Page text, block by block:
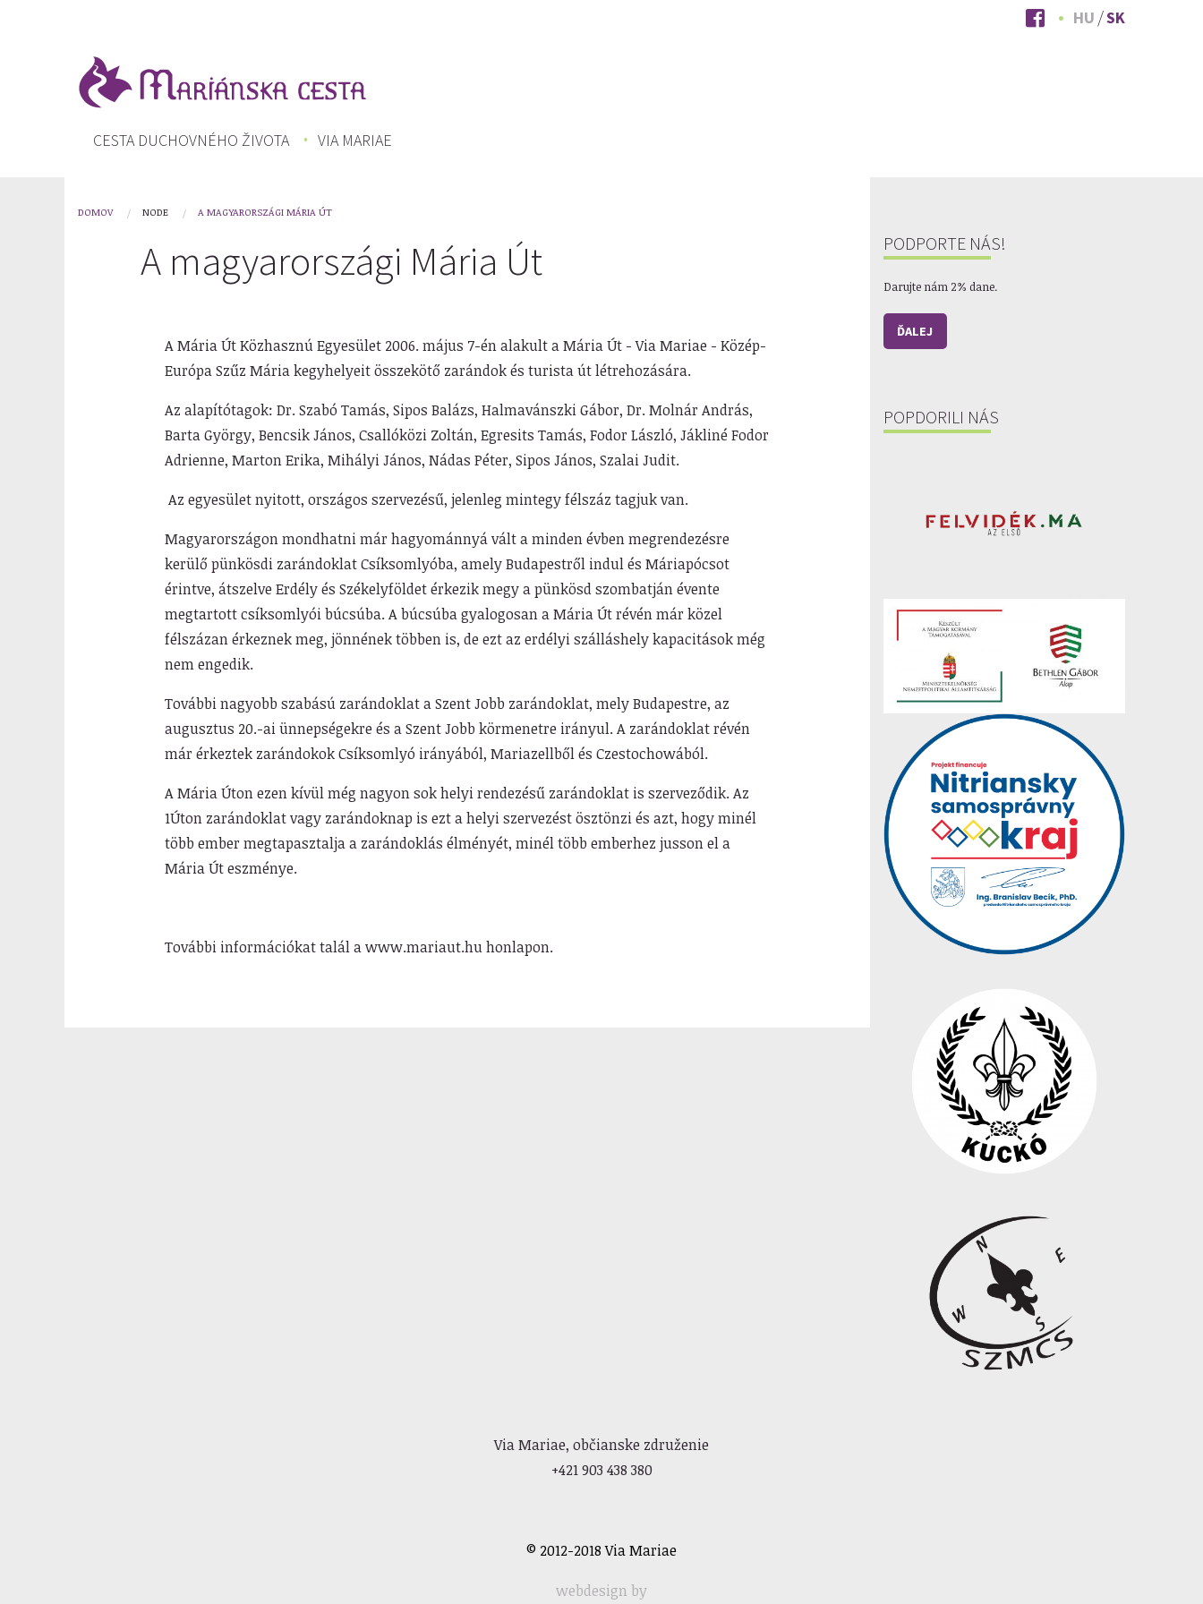
HU SK
HLAVNÉ
CESTA DUCHOVNÉHO ŽIVOTA VIA MARIAE
You
DOMOV NODE A MAGYARORSZÁGI MÁRIA ÚT
A magyarországi Mária Út
A Mária Út Közhasznú Egyesület 2006. május 7-én alakult a Mária Út - Via Mariae - Közép-
Európa Szűz Mária kegyhelyeit összekötő zarándok és turista út létrehozására.
Az alapítótagok: Dr. Szabó Tamás, Sipos Balázs, Halmavánszki Gábor, Dr. Molnár András,
Barta György, Bencsik János, Csallóközi Zoltán, Egresits Tamás, Fodor László, Jákliné Fodor
Adrienne, Marton Erika, Mihályi János, Nádas Péter, Sipos János, Szalai Judit.
Az egyesület nyitott, országos szervezésű, jelenleg mintegy félszáz tagjuk van.
Magyarországon mondhatni már hagyománnyá vált a minden évben megrendezésre
kerülő pünkösdi zarándoklat Csíksomlyóba, amely Budapestről indul és Máriapócsot
érintve, átszelve Erdély és Székelyföldet érkezik megy a pünkösd szombatján évente
megtartott csíksomlyói búcsúba. A búcsúba gyalogosan a Mária Út révén már közel
félszázan érkeznek meg, jönnének többen is, de ezt az erdélyi szálláshely kapacitások még
nem engedik.
További nagyobb szabású zarándoklat a Szent Jobb zarándoklat, mely Budapestre, az
augusztus 20.-ai ünnepségekre és a Szent Jobb körmenetre irányul. A zarándoklat révén
már érkeztek zarándokok Csíksomlyó irányából, Mariazellből és Czestochowából.
A Mária Úton ezen kívül még nagyon sok helyi rendezésű zarándoklat is szerveződik. Az
1Úton zarándoklat vagy zarándoknap is ezt a helyi szervezést ösztönzi és azt, hogy minél
több ember megtapasztalja a zarándoklás élményét, minél több emberhez jusson el a
Mária Út eszménye.
További információkat talál a www.mariaut.hu honlapon.
PODPORTE NÁS!
Darujte nám 2% dane.
ĎALEJ
POPDORILI NÁS
Via Mariae, občianske združenie
+421 903 438 380
© 2012-2018 Via Mariae
webdesign by